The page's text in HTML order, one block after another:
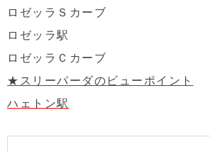
ロゼッラＳカーブ
ロゼッラ駅
ロゼッラＣカーブ
★スリーパーダのビューポイント
ハェトン駅